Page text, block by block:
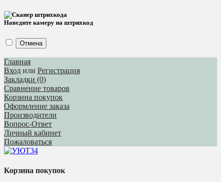
Наведите камеру на штрихкод
Отмена
Главная
Вход или Регистрация
Закладки (0)
Сравнение товаров
Корзина покупок
Оформление заказа
Производители
Вопрос-Ответ
Личный кабинет
Пожаловаться
Корзина покупок